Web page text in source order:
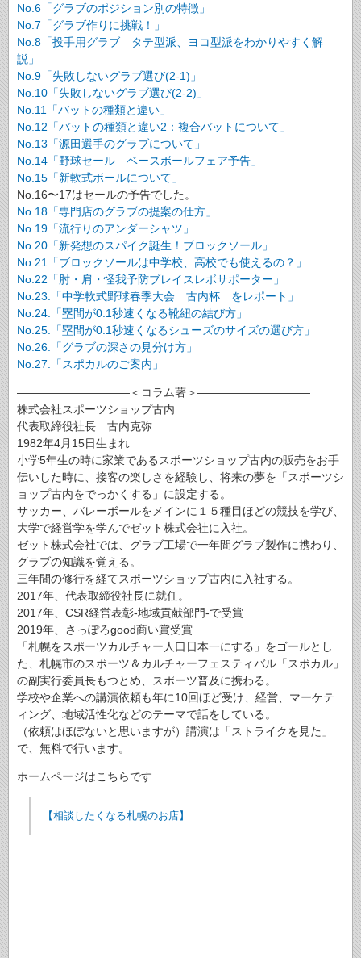
No.6「グラブのポジション別の特徴」
No.7「グラブ作りに挑戦！」
No.8「投手用グラブ タテ型派、ヨコ型派をわかりやすく解
説」
No.9「失敗しないグラブ選び(2-1)」
No.10「失敗しないグラブ選び(2-2)」
No.11「バットの種類と違い」
No.12「バットの種類と違い2：複合バットについて」
No.13「源田選手のグラブについて」
No.14「野球セール ベースボールフェア予告」
No.15「新軟式ボールについて」
No.16〜17はセールの予告でした。
No.18「専門店のグラブの提案の仕方」
No.19「流行りのアンダーシャツ」
No.20「新発想のスパイク誕生！ブロックソール」
No.21「ブロックソールは中学校、高校でも使えるの？」
No.22「肘・肩・怪我予防ブレイスレボサポーター」
No.23.「中学軟式野球春季大会 古内杯 をレポート」
No.24.「塁間が0.1秒速くなる靴紐の結び方」
No.25.「塁間が0.1秒速くなるシューズのサイズの選び方」
No.26.「グラブの深さの見分け方」
No.27.「スポカルのご案内」
――――――――――＜コラム著＞――――――――――
株式会社スポーツショップ古内
代表取締役社長 古内克弥
1982年4月15日生まれ
小学5年生の時に家業であるスポーツショップ古内の販売をお手
伝いした時に、接客の楽しさを経験し、将来の夢を「スポーツシ
ョップ古内をでっかくする」に設定する。
サッカー、バレーボールをメインに１５種目ほどの競技を学び、
大学で経営学を学んでゼット株式会社に入社。
ゼット株式会社では、グラブ工場で一年間グラブ製作に携わり、
グラブの知識を覚える。
三年間の修行を経てスポーツショップ古内に入社する。
2017年、代表取締役社長に就任。
2017年、CSR経営表彰-地域貢献部門-で受賞
2019年、さっぽろgood商い賞受賞
「札幌をスポーツカルチャー人口日本一にする」をゴールとし
た、札幌市のスポーツ＆カルチャーフェスティバル「スポカル」
の副実行委員長もつとめ、スポーツ普及に携わる。
学校や企業への講演依頼も年に10回ほど受け、経営、マーケテ
ィング、地域活性化などのテーマで話をしている。
（依頼はほぼないと思いますが）講演は「ストライクを見た」
で、無料で行います。
ホームページはこちらです
【相談したくなる札幌のお店】